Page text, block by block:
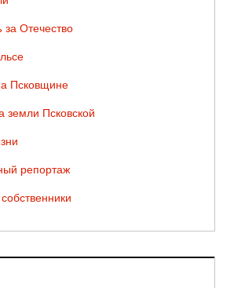
за Отечество
Псковщине
земли Псковской
репортаж